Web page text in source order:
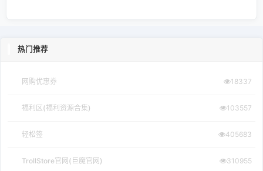
热门推荐
网购优惠券 18337
福利区(福利资源合集) 103557
轻松签 405683
TrollStore官网(巨魔官网) 310955